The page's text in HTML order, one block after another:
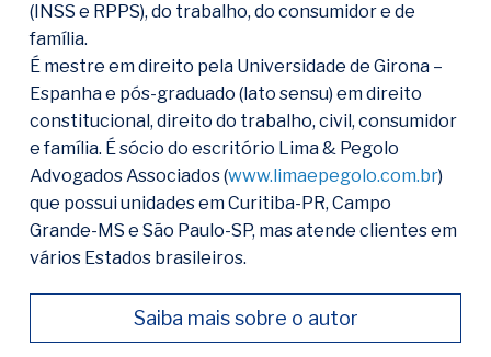
(INSS e RPPS), do trabalho, do consumidor e de
família.
É mestre em direito pela Universidade de Girona –
Espanha e pós-graduado (lato sensu) em direito
constitucional, direito do trabalho, civil, consumidor
e família. É sócio do escritório Lima & Pegolo
Advogados Associados (www.limaepegolo.com.br)
que possui unidades em Curitiba-PR, Campo
Grande-MS e São Paulo-SP, mas atende clientes em
vários Estados brasileiros.
Saiba mais sobre o autor